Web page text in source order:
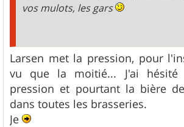
vos mulots, les gars
Larsen met la pression, pour
vu que la moitié... J'ai
pression et pourtant la bière
dans toutes les brasseries.
Je